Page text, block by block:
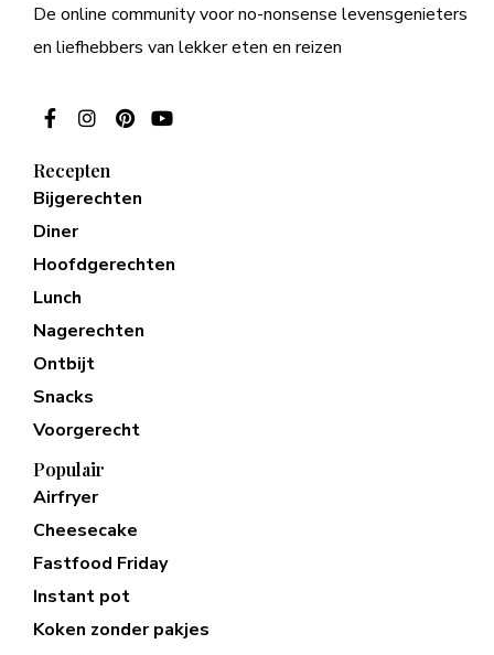
De online community voor no-nonsense levensgenieters
en liefhebbers van lekker eten en reizen
Recepten
Bijgerechten
Diner
Hoofdgerechten
Lunch
Nagerechten
Ontbijt
Snacks
Voorgerecht
Populair
Airfryer
Cheesecake
Fastfood Friday
Instant pot
Koken zonder pakjes